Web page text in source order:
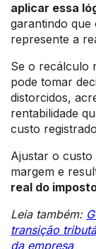
aplicar essa
garantindo que
represente a
Se o recálculo
pode tomar
distorcidos,
rentabilidade
custo
Ajustar o custo
margem e
real do
Leia também:
transição
da empresa